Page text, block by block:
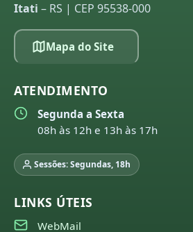
Itati – RS | CEP 95538-000
Mapa do Site
ATENDIMENTO
Segunda a Sexta
08h às 12h e 13h às 17h
Sessões: Segundas, 18h
LINKS ÚTEIS
WebMail